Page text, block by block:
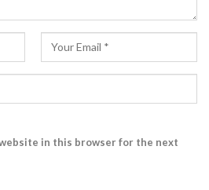
website in this browser for the next